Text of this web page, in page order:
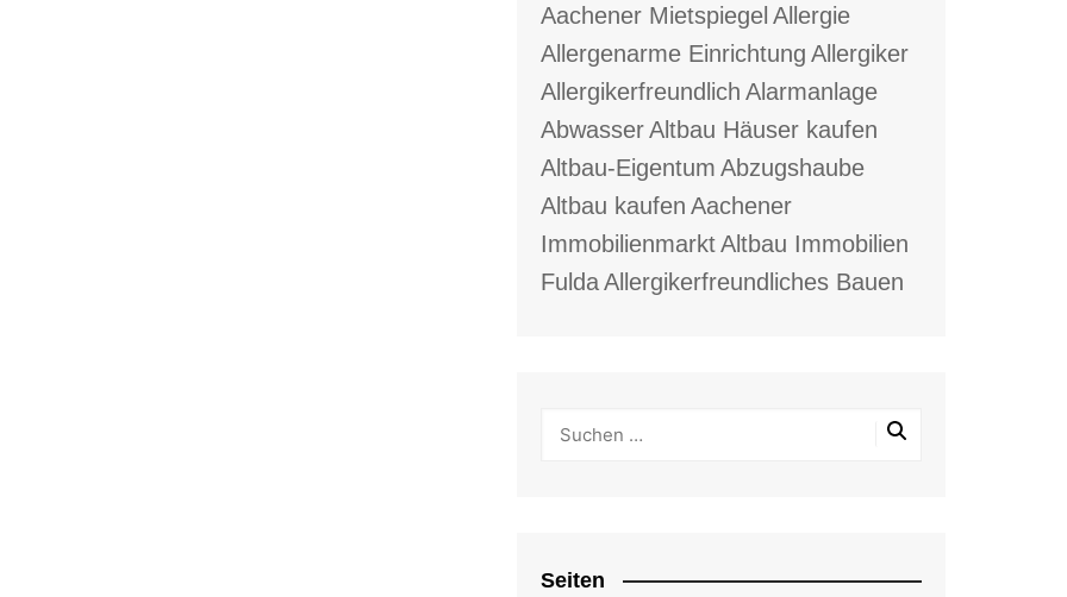
Aachener Mietspiegel Allergie
Allergenarme Einrichtung Allergiker
Allergikerfreundlich Alarmanlage
AbwasserAltbau Häuser kaufen
Altbau-Eigentum Abzugshaube
Altbau kaufen Aachener
ImmobilienmarktAltbau Immobilien
FuldaAllergikerfreundliches Bauen
Seiten